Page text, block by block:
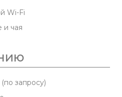
Wi-Fi
и чая
запросу)